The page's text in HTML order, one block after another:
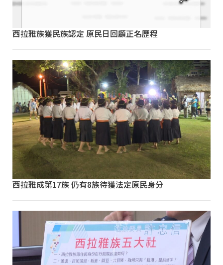
西拉雅族獲民族認定 原民日回顧正名歷程
西拉雅成第17族 仍有8族待獲法定原民身分